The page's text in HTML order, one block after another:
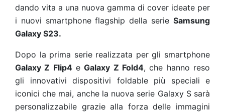
dando vita a una nuova gamma di cover ideate per
i nuovi smartphone flagship della serie Samsung
Galaxy S23.
Dopo la prima serie realizzata per gli smartphone
Galaxy Z Flip4 e Galaxy Z Fold4, che hanno reso
gli innovativi dispositivi foldable più speciali e
iconici che mai, anche la nuova serie Galaxy S sarà
personalizzabile grazie alla forza delle immagini